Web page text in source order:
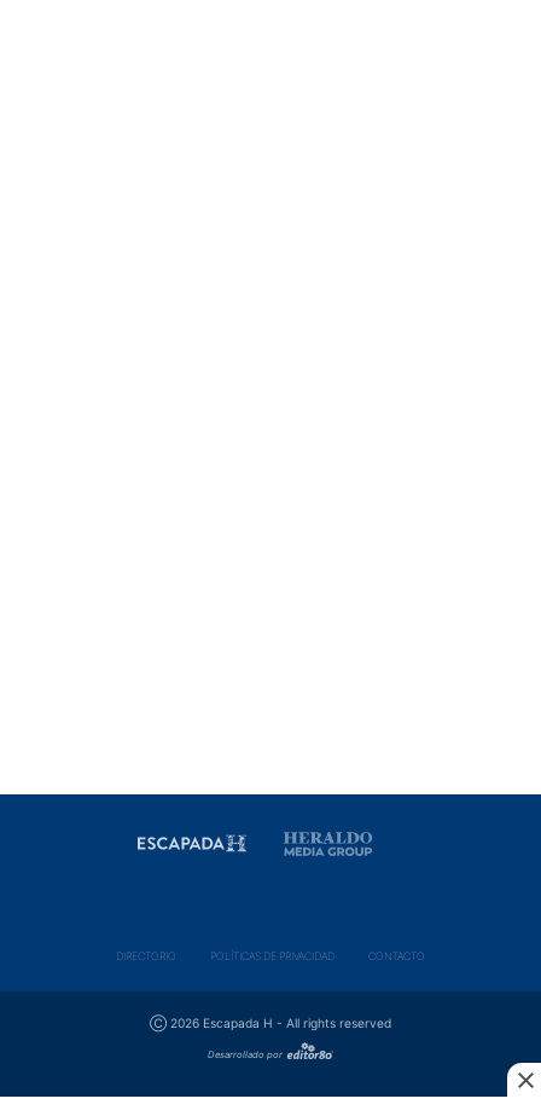
DIRECTORIO POLÍ­TICAS DE PRIVACIDAD CONTACTO
Ⓒ 2026 Escapada H - All rights reserved
Desarrollado por